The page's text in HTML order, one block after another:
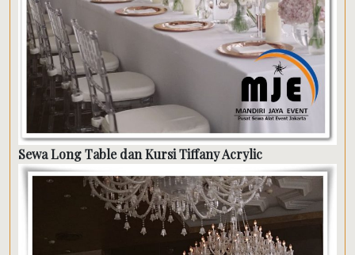
Sewa Long Table dan Kursi Tiffany Acrylic